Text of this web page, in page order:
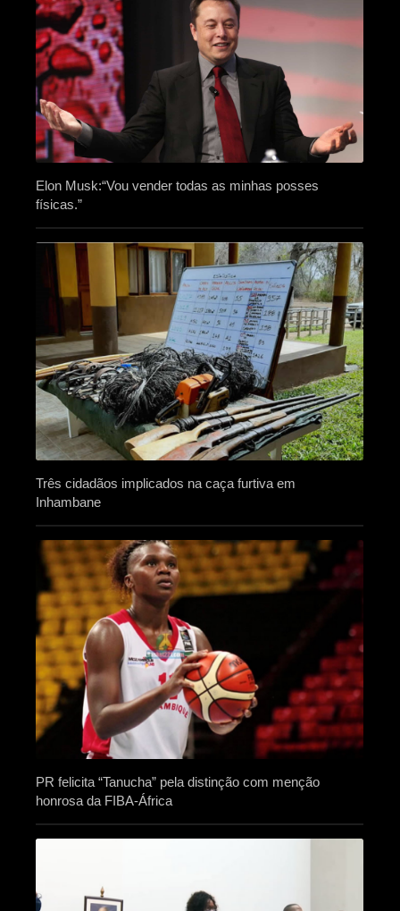
Elon Musk:“Vou vender todas as minhas posses
físicas.”
Três cidadãos implicados na caça furtiva em
Inhambane
PR felicita “Tanucha” pela distinção com menção
honrosa da FIBA-África